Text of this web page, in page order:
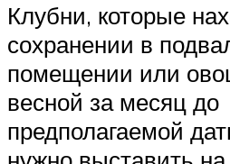
Клубни, которые
сохранении в
помещении или
весной за месяц до
предполагаемой